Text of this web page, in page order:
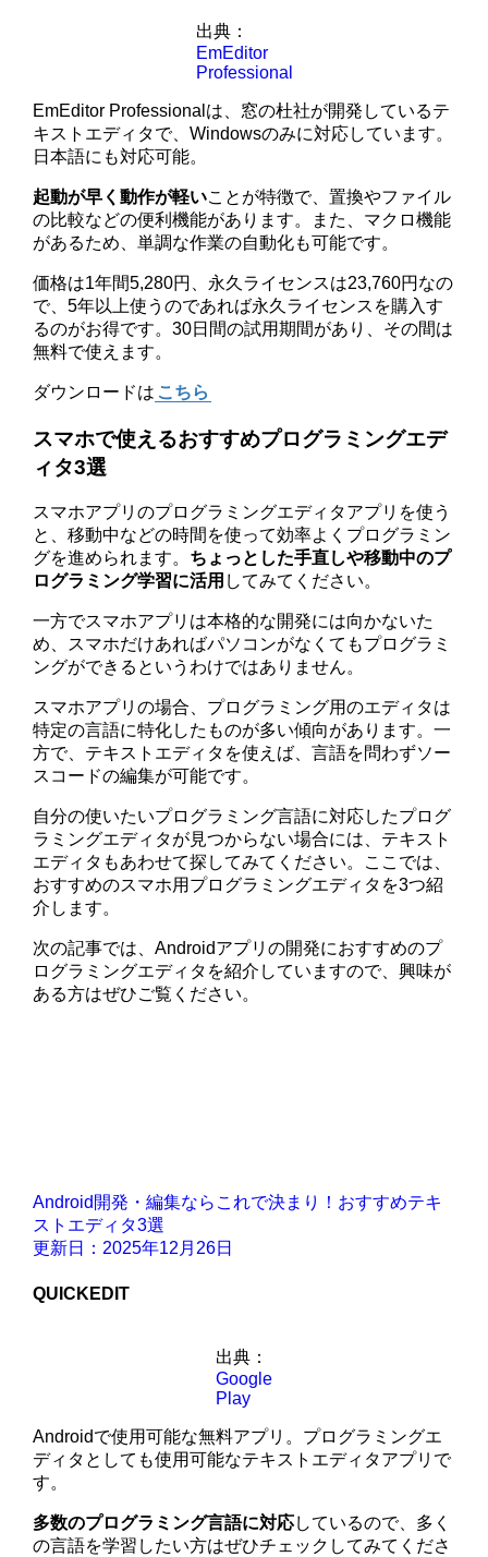
出典：
EmEditor
Professional
EmEditor Professionalは、窓の杜社が開発しているテ
キストエディタで、Windowsのみに対応しています。
日本語にも対応可能。
起動が早く動作が軽いことが特徴で、置換やファイル
の比較などの便利機能があります。また、マクロ機能
があるため、単調な作業の自動化も可能です。
価格は1年間5,280円、永久ライセンスは23,760円なの
で、5年以上使うのであれば永久ライセンスを購入す
るのがお得です。30日間の試用期間があり、その間は
無料で使えます。
ダウンロードは こちら
スマホで使えるおすすめプログラミングエデ
ィタ3選
スマホアプリのプログラミングエディタアプリを使う
と、移動中などの時間を使って効率よくプログラミン
グを進められます。 ちょっとした手直しや移動中のプ
ログラミング学習に活用 してみてください。
一方でスマホアプリは本格的な開発には向かないた
め、スマホだけあればパソコンがなくてもプログラミ
ングができるというわけではありません。
スマホアプリの場合、プログラミング用のエディタは
特定の言語に特化したものが多い傾向があります。一
方で、テキストエディタを使えば、言語を問わずソー
スコードの編集が可能です。
自分の使いたいプログラミング言語に対応したプログ
ラミングエディタが見つからない場合には、テキスト
エディタもあわせて探してみてください。ここでは、
おすすめのスマホ用プログラミングエディタを3つ紹
介します。
次の記事では、Androidアプリの開発におすすめのプ
ログラミングエディタを紹介していますので、興味が
ある方はぜひご覧ください。
Android開発・編集ならこれで決まり！おすすめテキ
ストエディタ3選
更新日：2025年12月26日
QUICKEDIT
出典：
Google
Play
Androidで使用可能な無料アプリ。プログラミングエ
ディタとしても使用可能なテキストエディタアプリで
す。
多数のプログラミング言語に対応しているので、多く
の言語を学習したい方はぜひチェックしてみてくださ